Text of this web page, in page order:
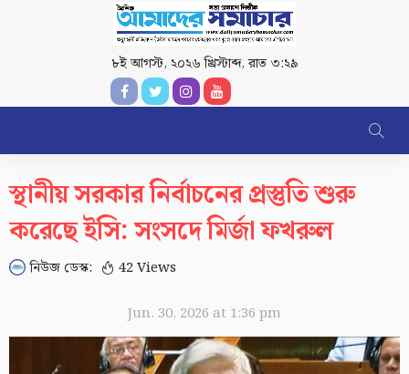
৮ই আগস্ট, ২০২৬ খ্রিস্টাব্দ,রাত ৩:২৯
স্থানীয় সরকার নির্বাচনের প্রস্তুতি শুরু
করেছে ইসি: সংসদে মির্জা ফখরুল
নিউজ ডেস্ক: 42 Views
Jun. 30, 2026 at 1:36 pm